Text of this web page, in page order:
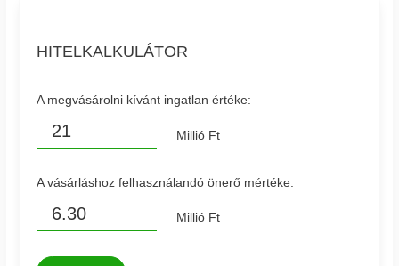
HITELKALKULÁTOR
A megvásárolni kívánt ingatlan értéke:
Millió Ft
A vásárláshoz felhasználandó önerő mértéke:
Millió Ft